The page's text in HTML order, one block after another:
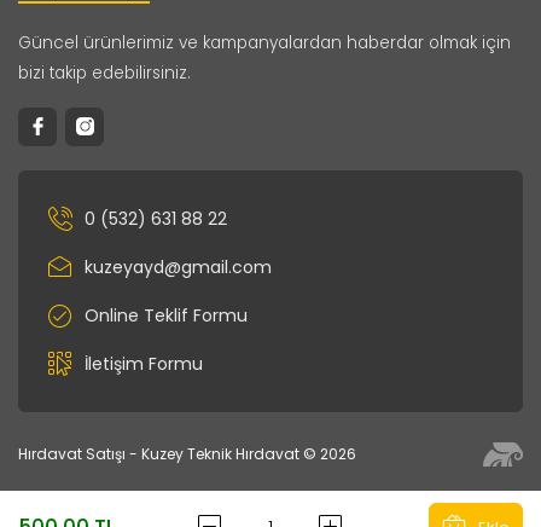
Güncel ürünlerimiz ve kampanyalardan haberdar olmak için
bizi takip edebilirsiniz.
0 (532) 631 88 22
kuzeyayd@gmail.com
Online Teklif Formu
İletişim Formu
Hırdavat Satışı - Kuzey Teknik Hırdavat © 2026